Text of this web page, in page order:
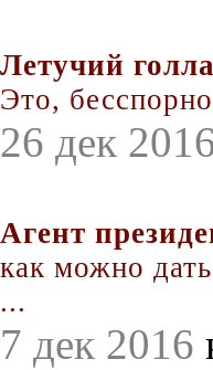
Летучий
Это,
26 дек
Агент
как можно
...
7 дек 2016